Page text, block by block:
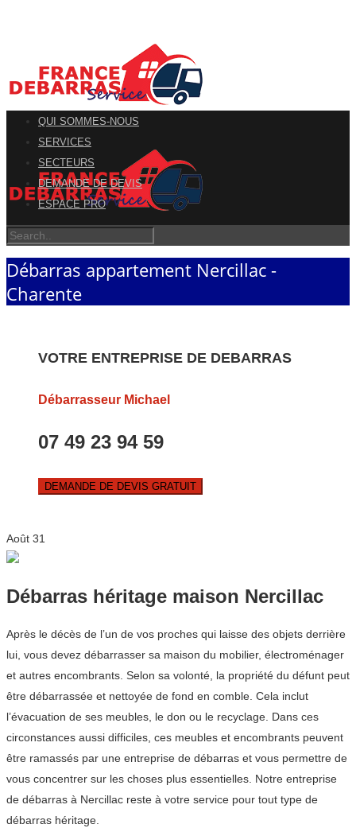
QUI SOMMES-NOUS
SERVICES
SECTEURS
DEMANDE DE DEVIS
ESPACE PRO
Débarras appartement Nercillac -
Charente
VOTRE ENTREPRISE DE DEBARRAS
Débarrasseur Michael
07 49 23 94 59
DEMANDE DE DEVIS GRATUIT
Août 31
Débarras héritage maison Nercillac
Après le décès de l’un de vos proches qui laisse des objets derrière
lui, vous devez débarrasser sa maison du mobilier, électroménager
et autres encombrants. Selon sa volonté, la propriété du défunt peut
être débarrassée et nettoyée de fond en comble. Cela inclut
l’évacuation de ses meubles, le don ou le recyclage. Dans ces
circonstances aussi difficiles, ces meubles et encombrants peuvent
être ramassés par une entreprise de débarras et vous permettre de
vous concentrer sur les choses plus essentielles. Notre entreprise
de débarras à Nercillac reste à votre service pour tout type de
débarras héritage.